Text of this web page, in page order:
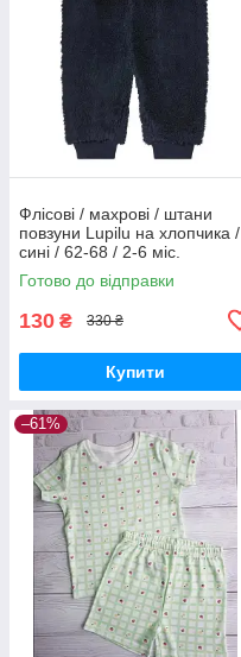
Флісові / махрові / штани
повзуни Lupilu на хлопчика /
сині / 62-68 / 2-6 міс.
Готово до відправки
130 ₴ 330 ₴
Купити
–61%